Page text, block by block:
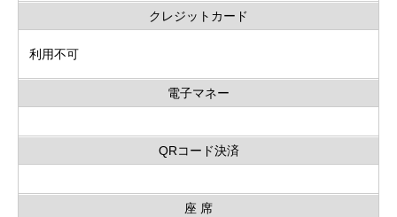
クレジットカード
利用不可
電子マネー
QRコード決済
座 席